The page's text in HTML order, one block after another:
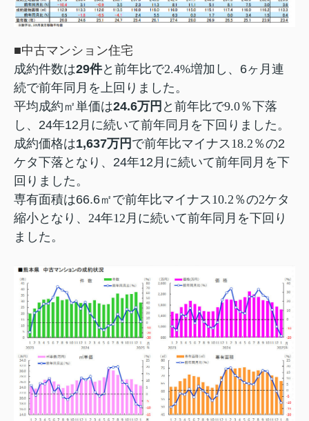
■中古マンション住宅
成約件数は29件と前年比で2.4%増加し 、6ヶ月連
続で前年同月を上回りました。
平均成約㎡単価は24.6万円 と前年比で9.0％下落
し、24年12月に続いて前年同月を下回りました。
成約価格は1,637万円 で前年比マイナス18.2 ％の2
ケタ下落となり、24年12月に続いて前年同月を下
回りました。
専有面積は66.6㎡で前年比マイナス10.2 ％の2ケタ
縮小となり、24年12月に続いて前年同月を下回り
ました。